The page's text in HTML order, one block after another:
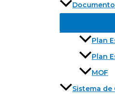
Plan
Plan
MOF
Sistema de